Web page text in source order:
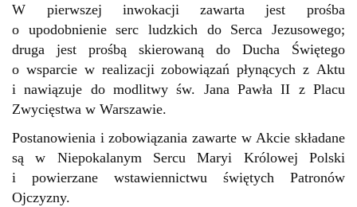
W pierwszej inwokacji zawarta jest prośba
o upodobnienie serc ludzkich do Serca Jezusowego;
druga jest prośbą skierowaną do Ducha Świętego
o wsparcie w realizacji zobowiązań płynących z Aktu
i nawiązuje do modlitwy św. Jana Pawła II z Placu
Zwycięstwa w Warszawie.
Postanowienia i zobowiązania zawarte w Akcie składane
są w Niepokalanym Sercu Maryi Królowej Polski
i powierzane wstawiennictwu świętych Patronów
Ojczyzny.